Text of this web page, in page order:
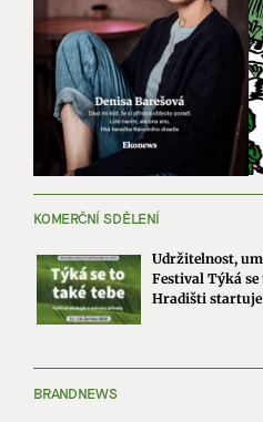
KOMERČNÍ SDĚLENÍ
Udržitelnost,
Festival Týká se
Hradišti
BRANDNEWS